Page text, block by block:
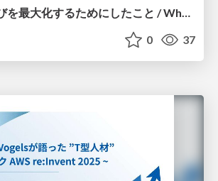
re:Inventの学びを最大化するためにしたこと / What I Did to Maximize Learning at re:Invent
0 37